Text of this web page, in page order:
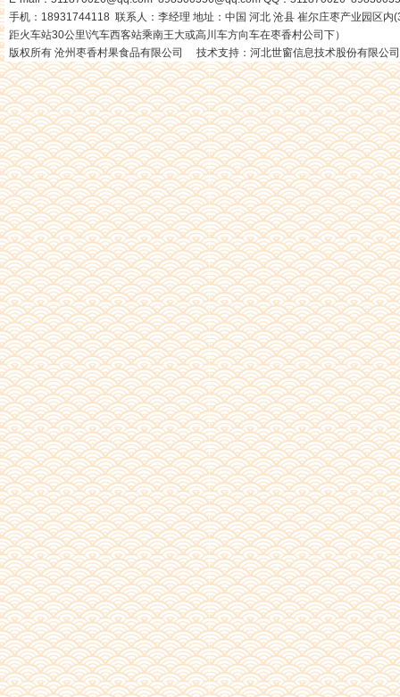
手机：18931744118 联系人：李经理 地址：中国 河北 沧县 崔尔庄枣产业园区
距火车站30公里\汽车西客站乘南王大或高川车方向车在枣香村公司下）
版权所有 沧州枣香村果食品有限公司 技术支持： 河北世窗信息技术股份有限公司